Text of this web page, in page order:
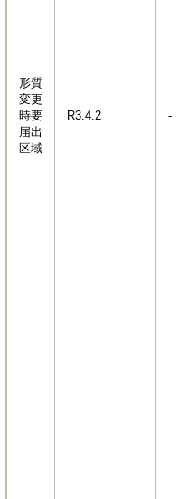
形質
変更
時要
届出
区域
R3.4.2 -